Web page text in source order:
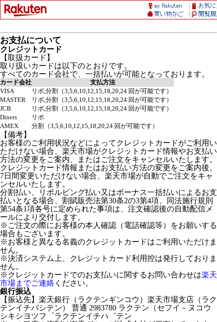
お支払について
クレジットカード
【取扱カード】
取り扱いカードは以下のとおりです。
すべてのカード会社で、一括払いが可能となっております。
カード会社
支払方法
VISA
リボ,分割（3,5,6,10,12,15,18,20,24 回が可能です）
MASTER
リボ,分割（3,5,6,10,12,15,18,20,24 回が可能です）
JCB
リボ,分割（3,5,6,10,12,15,18,20,24 回が可能です）
Diners
リボ
AMEX
分割（3,5,6,10,12,15,18,20,24 回が可能です）
【備考】
お客様のご利用状況などによってクレジットカードがご利用い
ただけない場合、楽天市場がクレジットカード情報やお支払い
方法の変更をご案内、またはご注文をキャンセルいたします。
クレジットカード情報またはお支払い方法の変更をご案内後、
7日間変更いただけない場合、楽天市場が自動でご注文をキャ
ンセルいたします。
分割払い、リボルビング払い又はボーナス一括払いによるお支
払いとなる場合、割賦販売法第30条2の3第4項、同法施行規則
第54条1項各号に定められた事項は、注文確認後の自動配信メ
ールにより交付します。
※ご注文の際にお客様の本人確認（電話確認等）をお願いする
場合もございます。
※お客様と異なる名義のクレジットカードはご利用いただけま
せん。
※決済システム上、クレジットカード利用控は発行しておりま
せん。
※クレジットカードでのお支払いに関するお問い合わせは楽天
市場までご連絡 ください。
銀行振込
【振込先】楽天銀行（ラクテンギンコウ）楽天市場支店（ラク
テンイチバシテン） 普通 2983780 ラクテン（セフイ－ヌコウ
シキシヨツフ゜ラクテンイチハ゛テン